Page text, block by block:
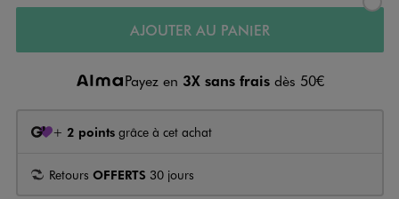
AJOUTER AU PANIER
Payez en 3X sans frais dès 50€
+ 2 points grâce à cet achat
Retours OFFERTS 30 jours